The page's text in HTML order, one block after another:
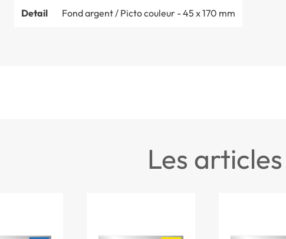
Detail Fond argent / Picto couleur - 45 x 170 mm
les articles